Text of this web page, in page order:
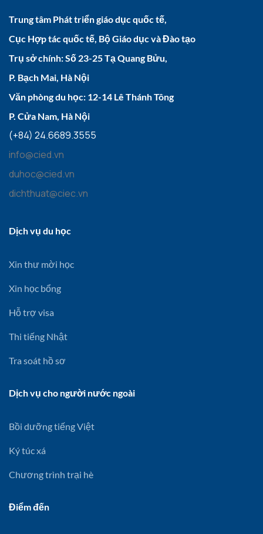
Trung tâm Phát triển giáo dục quốc tế,
Cục Hợp tác quốc tế, Bộ Giáo dục và Đào tạo
Trụ sở chính: Số 23-25 Tạ Quang Bửu,
P. Bạch Mai, Hà Nội
Văn phòng du học: 12-14 Lê Thánh Tông
P. Cửa Nam, Hà Nội
(+84) 24.6689.3555
info@cied.vn
duhoc@cied.vn
dichthuat@ciec.vn
Dịch vụ du học
Xin thư mời học
Xin học bổng
Hỗ trợ visa
Thi tiếng Nhật
Tra soát hồ sơ
Dịch vụ cho người nước ngoài
Bồi dưỡng tiếng Việt
Ký túc xá
Chương trình trại hè
Điểm đến